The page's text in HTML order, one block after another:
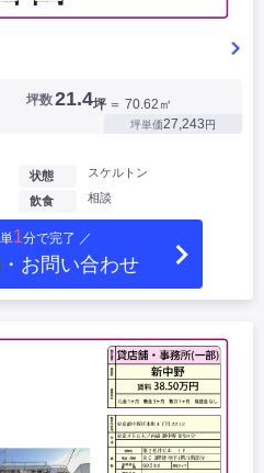
坪数21.4坪 ＝ 70.62㎡
坪単価27,243円
状態 スケルトン
飲食 相談
1分で完了 ／
お問い合わせ